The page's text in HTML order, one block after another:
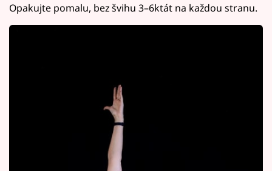
Opakujte pomalu, bez švihu 3–6ktát na každou stranu.